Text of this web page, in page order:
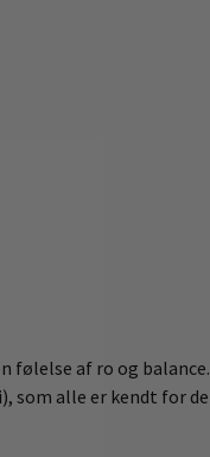
af ro og
som alle er kendt for